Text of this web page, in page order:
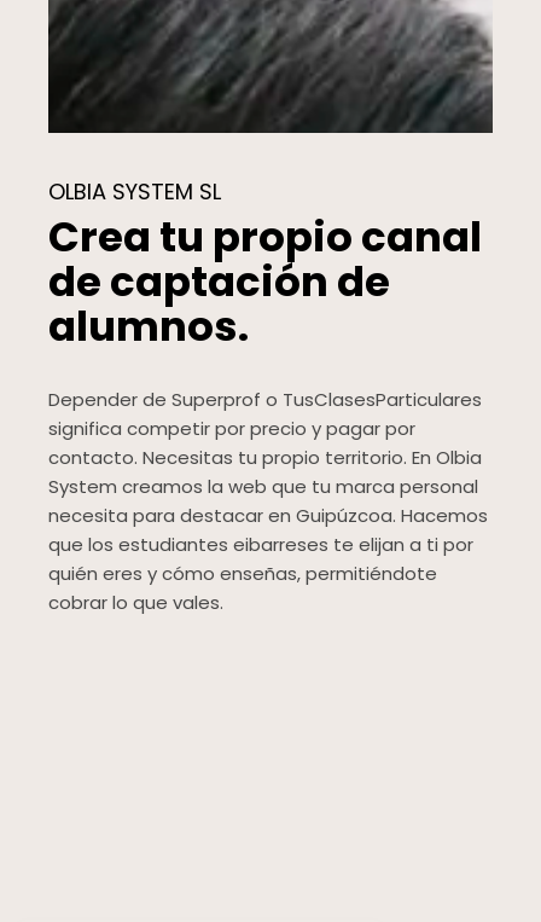
OLBIA SYSTEM SL
Crea tu propio canal
de captación de
alumnos.
Depender de Superprof o TusClasesParticulares
significa competir por precio y pagar por
contacto. Necesitas tu propio territorio. En Olbia
System creamos la web que tu marca personal
necesita para destacar en Guipúzcoa. Hacemos
que los estudiantes eibarreses te elijan a ti por
quién eres y cómo enseñas, permitiéndote
cobrar lo que vales.